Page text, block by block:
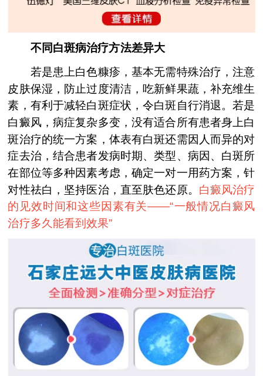
不同白斑病治疗方法差异大
若是患上白色糠疹，基本无需特殊治疗，注意
皮肤保湿，防止过度清洁，吃新鲜果蔬，补充维生
素，有利于减轻白斑症状，令白斑自行消退。若是
白癜风，病症复杂多变，没有适合所有患者身上白
斑治疗的统一方案，体表有白斑还需因人而异的对
症去治，结合患者发病时期、类型、病因、白斑所
在部位等多种因素考虑，确定一对一用药方案，针
对性祛白，坚持医治，直至肤色还原。 白癜风治疗
的见效时间和这些因素有关——“一般情况白癜风
治疗多久能看到效果”